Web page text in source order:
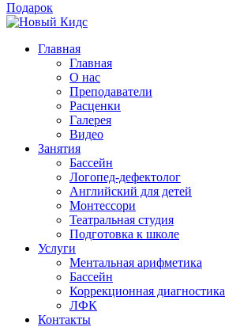
Подарок
Главная
Главная
О нас
Преподаватели
Расценки
Галерея
Видео
Занятия
Бассейн
Логопед-дефектолог
Английский для детей
Монтессори
Театральная студия
Подготовка к школе
Услуги
Ментальная арифметика
Бассейн
Коррекционная диагностика
ЛФК
Контакты